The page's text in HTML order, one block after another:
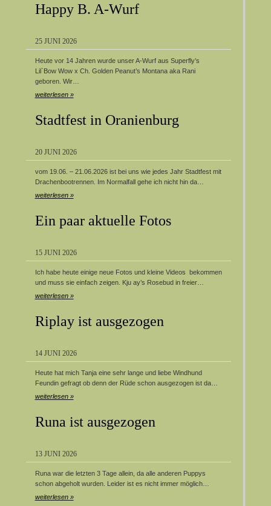
Happy B. A-Wurf
25 JUNI 2026
Heute vor 14 Jahren wurde unser A-Wurf aus Superfly’s
Lil`Bow Wow x Ch. Golden Peanut’s Montana aka Rani
geboren. Wir…
weiterlesen »
Stadtfest in Oranienburg
20 JUNI 2026
vom 19.06. – 21.06.2026 ist bei uns wie jedes Jahr Stadtfest mit
Drachenbootrennen. Im Normalfall gehe ich nicht hin da…
weiterlesen »
Ein paar aktuelle Fotos
15 JUNI 2026
Ich habe heute einige neue Fotos und kleine Videos bekommen
und muss sie einfach zeigen. Kju ay’s Rosebud in freier…
weiterlesen »
Riplay ist ausgezogen
14 JUNI 2026
Heute hat mich Tanja eine sehr lange und liebe Windhund
Feundin gefragt ob denn der Rüde schon ausgezogen ist da…
weiterlesen »
Runa ist ausgezogen
13 JUNI 2026
Runa war die letzten 3 Tage allein, da alle anderen Puppys
schon abgeholt wurden. Leider ist es nicht immer möglich…
weiterlesen »